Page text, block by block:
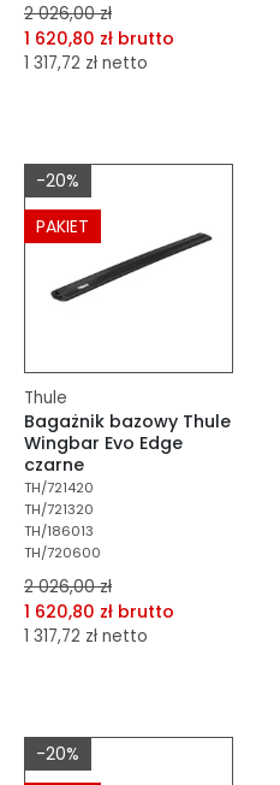
2 026,00 zł
1 620,80 zł brutto
1 317,72 zł netto
Do koszyka
-20%
PAKIET
Thule
Bagażnik bazowy Thule
Wingbar Evo Edge
czarne
TH/721420
TH/721320
TH/186013
TH/720600
2 026,00 zł
1 620,80 zł brutto
1 317,72 zł netto
Do koszyka
-20%